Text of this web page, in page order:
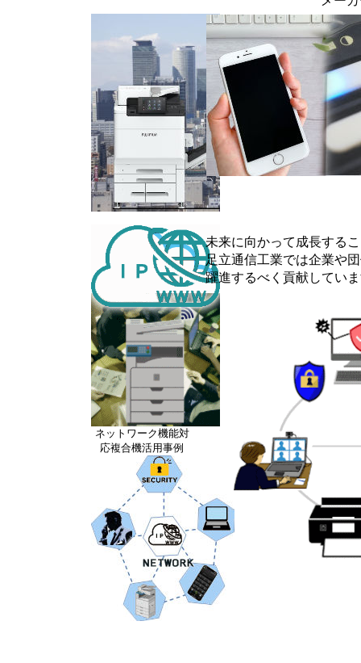
ネットワーク機能対
応複合機活用事例
未来に向かって成長する
足立通信工業では企業や
躍進するべく貢献してい